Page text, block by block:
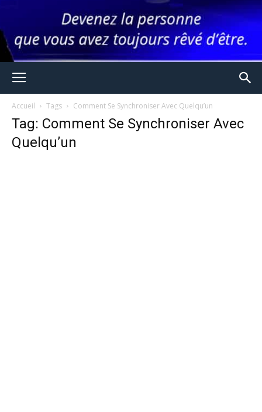
Accueil Tags Comment Se Synchroniser Avec Quelqu’un
Tag: Comment Se Synchroniser Avec
Quelqu’un